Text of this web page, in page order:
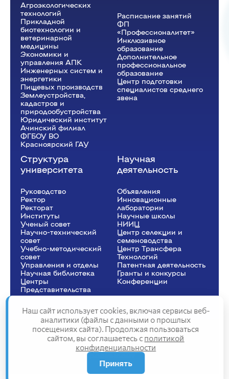
Агроэкологических
технологий
Прикладной
биотехнологии и
ветеринарной
медицины
Экономики и
управления АПК
Инженерных систем и
энергетики
Пищевых производств
Землеустройства,
кадастров и
природообустройства
Юридический институт
Ачинский филиал
ФГБОУ ВО
Красноярский ГАУ
Расписание занятий
ФП
«Профессионалитет»
Инклюзивное
образование
Дополнительное
профессиональное
образование
Центр подготовки
специалистов среднего
звена
Структура
университета
Руководство
Ректор
Рeкторат
Институты
Ученый совет
Научно-технический
совет
Учебно-методический
совет
Управления и отделы
Научная библиотека
Центры
Представительства
Научная
деятельность
Объявления
Инновационные
лаборатории
Научные школы
НИИЦ
Центр селекции и
семеноводства
Центр Трансфера
Технологий
Патентная деятельность
Гранты и конкурсы
Конференции
Сведения об образовательной организации
Политика конфиденциальности
Структура сайта
2025
Наш сайт использует cookies, включая сервисы веб-
аналитики (файлы с данными о прошлых
посещениях сайта). Продолжая пользоваться
сайтом, вы соглашаетесь с политикой
конфиденциальности
Принять